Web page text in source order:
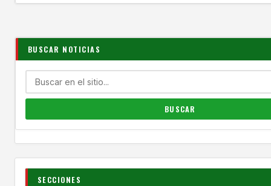
BUSCAR NOTICIAS
SECCIONES